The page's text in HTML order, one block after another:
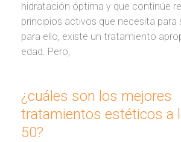
hidratación óptima y que continúe
principios activos que necesita para
para ello, existe un tratamiento
edad. Pero,
¿cuáles son los mejores
tratamientos estéticos a
50?